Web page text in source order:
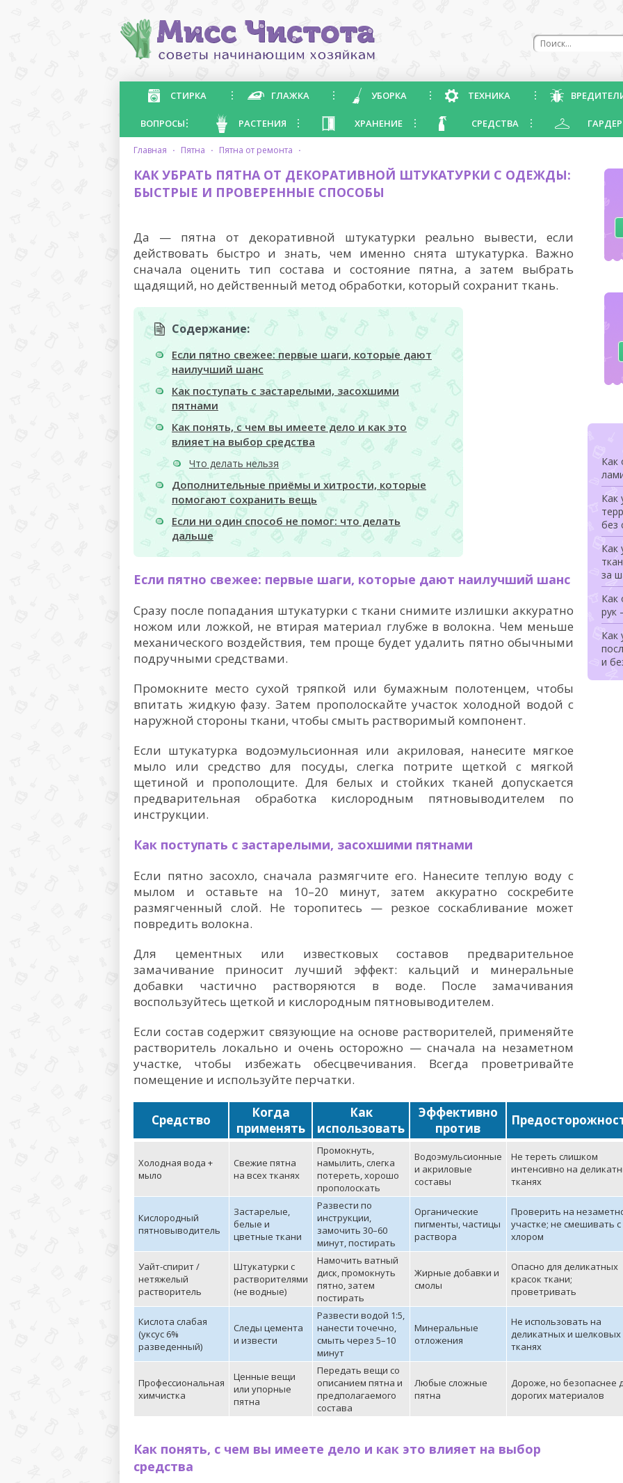
СТИРКА ГЛАЖКА УБОРКА ТЕХНИКА
ВОПРОСЫ РАСТЕНИЯ ХРАНЕНИЕ СРЕДСТВА
главная · пятна · пятна от ремонта ·
КАК УБРАТЬ ПЯТНА ОТ ДЕКОРАТИВНОЙ ШТУКАТУРКИ С ОДЕЖДЫ:
БЫСТРЫЕ И ПРОВЕРЕННЫЕ СПОСОБЫ
Да — пятна от декоративной штукатурки реально вывести, если
действовать быстро и знать, чем именно снята штукатурка. Важно
сначала оценить тип состава и состояние пятна, а затем выбрать
щадящий, но действенный метод обработки, который сохранит ткань.
Содержание:
Если пятно свежее: первые шаги, которые дают
наилучший шанс
Как поступать с застарелыми, засохшими
пятнами
Как понять, с чем вы имеете дело и как это
влияет на выбор средства
Что делать нельзя
Дополнительные приёмы и хитрости, которые
помогают сохранить вещь
Если ни один способ не помог: что делать
дальше
Если пятно свежее: первые шаги, которые дают наилучший шанс
Сразу после попадания штукатурки с ткани снимите излишки аккуратно
ножом или ложкой, не втирая материал глубже в волокна. Чем меньше
механического воздействия, тем проще будет удалить пятно обычными
подручными средствами.
Промокните место сухой тряпкой или бумажным полотенцем, чтобы
впитать жидкую фазу. Затем прополоскайте участок холодной водой с
наружной стороны ткани, чтобы смыть растворимый компонент.
Если штукатурка водоэмульсионная или акриловая, нанесите мягкое
мыло или средство для посуды, слегка потрите щеткой с мягкой
щетиной и прополощите. Для белых и стойких тканей допускается
предварительная обработка кислородным пятновыводителем по
инструкции.
Как поступать с застарелыми, засохшими пятнами
Если пятно засохло, сначала размягчите его. Нанесите теплую воду с
мылом и оставьте на 10–20 минут, затем аккуратно соскребите
размягченный слой. Не торопитесь — резкое соскабливание может
повредить волокна.
Для цементных или известковых составов предварительное
замачивание приносит лучший эффект: кальций и минеральные
добавки частично растворяются в воде. После замачивания
воспользуйтесь щеткой и кислородным пятновыводителем.
Если состав содержит связующие на основе растворителей, применяйте
растворитель локально и очень осторожно — сначала на незаметном
участке, чтобы избежать обесцвечивания. Всегда проветривайте
помещение и используйте перчатки.
Средство
Когда
применять
Как
использовать
Эффективно
против
Холодная вода +
мыло
Свежие пятна
на всех тканях
Промокнуть,
намылить, слегка
потереть, хорошо
прополоскать
Водоэмульсионные
и акриловые
составы
Не тереть слишком
интенсивно на
тканях
Кислородный
пятновыводитель
Застарелые,
белые и
цветные ткани
Развести по
инструкции,
замочить 30–60
минут, постирать
Органические
пигменты, частицы
раствора
Проверить на
участке; не смешивать с
хлором
Уайт-спирит /
нетяжелый
растворитель
Штукатурки с
растворителями
(не водные)
Намочить ватный
диск, промокнуть
пятно, затем
постирать
Жирные добавки и
смолы
Опасно для деликатных
красок ткани;
проветривать
Кислота слабая
(уксус 6%
разведенный)
Следы цемента
и извести
Развести водой 1:5,
нанести точечно,
смыть через 5–10
минут
Минеральные
отложения
Не использовать на
деликатных и шелковых
тканях
Профессиональная
химчистка
Ценные вещи
или упорные
пятна
Передать вещи со
описанием пятна и
предполагаемого
состава
Любые сложные
пятна
Дороже, но безопаснее
дорогих материалов
Как понять, с чем вы имеете дело и как это влияет на выбор
средства
Как
Как
без
Как
за
Как
рук
Как
и